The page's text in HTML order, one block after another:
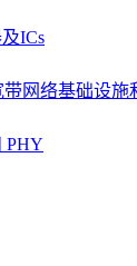
ICs
带网络基础设施
PHY